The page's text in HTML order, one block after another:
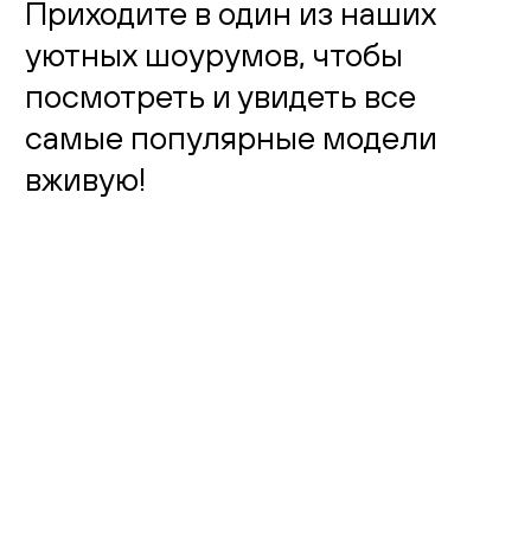
Приходите в один из наших
уютных шоурумов, чтобы
посмотреть и увидеть все
самые популярные модели
вживую!